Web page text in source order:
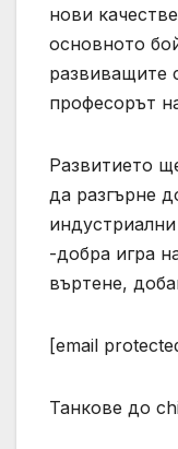
нови
основното
развиващите
професорът
Развитието
да разгърне
-добра игра
въртене,
[email
Танкове до